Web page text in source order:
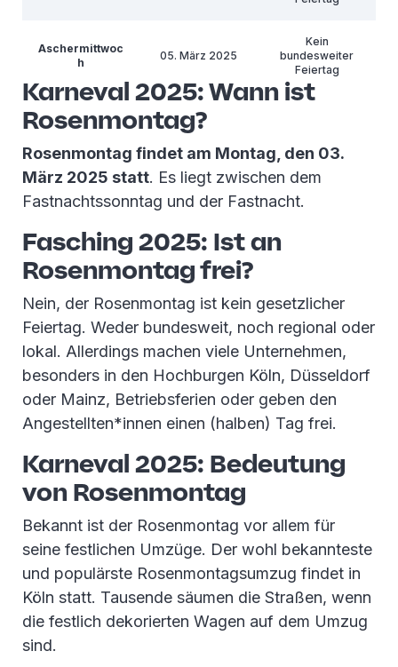
Aschermittwoc
h
05. März 2025
Kein
bundesweiter
Feiertag
Karneval 2025: Wann ist
Rosenmontag?
Rosenmontag findet am Montag, den 03.
März 2025 statt. Es liegt zwischen dem
Fastnachtssonntag und der Fastnacht.
Fasching 2025: Ist an
Rosenmontag frei?
Nein, der Rosenmontag ist kein gesetzlicher
Feiertag. Weder bundesweit, noch regional oder
lokal. Allerdings machen viele Unternehmen,
besonders in den Hochburgen Köln, Düsseldorf
oder Mainz, Betriebsferien oder geben den
Angestellten*innen einen (halben) Tag frei.
Karneval 2025: Bedeutung
von Rosenmontag
Bekannt ist der Rosenmontag vor allem für
seine festlichen Umzüge. Der wohl bekannteste
und populärste Rosenmontagsumzug findet in
Köln statt. Tausende säumen die Straßen, wenn
die festlich dekorierten Wagen auf dem Umzug
sind.